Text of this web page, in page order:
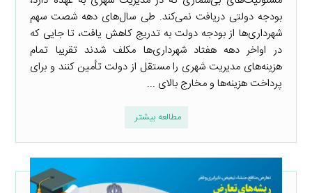
بودجه دولتی دریافت نمی‌کند. طی سال‌های دهه شصت سهم
شهرداری‌ها از بودجه دولت به تدریج کاهش یافت، تا جایی که
در اواخر دهه هفتاد شهرداری‌ها مکلف شدند تقریبا تمام
هزینه‌های مدیریت شهری را مستقل از دولت تأمین کنند و برای
پرداخت هزینه‌ها و مخارج بالای ...
مطالعه بیشتر